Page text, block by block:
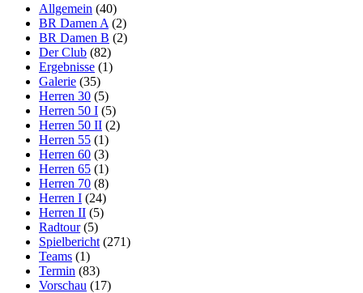
Allgemein (40)
BR Damen A (2)
BR Damen B (2)
Der Club (82)
Ergebnisse (1)
Galerie (35)
Herren 30 (5)
Herren 50 I (5)
Herren 50 II (2)
Herren 55 (1)
Herren 60 (3)
Herren 65 (1)
Herren 70 (8)
Herren I (24)
Herren II (5)
Radtour(5)
Spielbericht (271)
Teams (1)
Termin (83)
Vorschau (17)